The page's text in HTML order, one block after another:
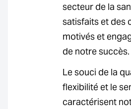
secteur de la
satisfaits et des
motivés et
de notre succès.
Le souci de la
flexibilité et le
caractérisent